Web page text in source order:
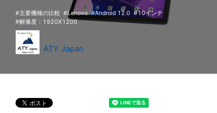
主要機種の比較 Lenovo Android 12.0
10インチ
解像度：1920X1200
ATY Japan